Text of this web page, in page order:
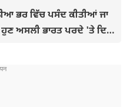
ਭਰ ਵਿੱਚ ਪਸੰਦ ਕੀਤੀਆਂ ਜਾ
ਹੁਣ ਅਸਲੀ ਭਾਰਤ ਪਰਦੇ 'ਤੇ ਦਿਖ